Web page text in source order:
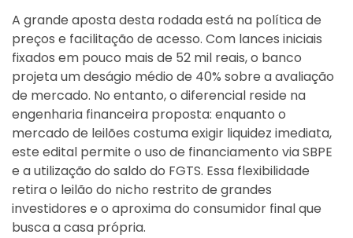
A grande aposta desta rodada está na política de
preços e facilitação de acesso. Com lances iniciais
fixados em pouco mais de 52 mil reais, o banco
projeta um deságio médio de 40% sobre a avaliação
de mercado. No entanto, o diferencial reside na
engenharia financeira proposta: enquanto o
mercado de leilões costuma exigir liquidez imediata,
este edital permite o uso de financiamento via SBPE
e a utilização do saldo do FGTS. Essa flexibilidade
retira o leilão do nicho restrito de grandes
investidores e o aproxima do consumidor final que
busca a casa própria.